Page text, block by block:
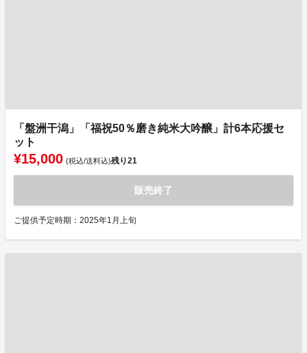
「盤洲干潟」「福祝50％磨き純米大吟醸」計6本応援セ
ット
¥15,000 (税込/送料込)残り21
販売終了
ご提供予定時期：2025年1月上旬